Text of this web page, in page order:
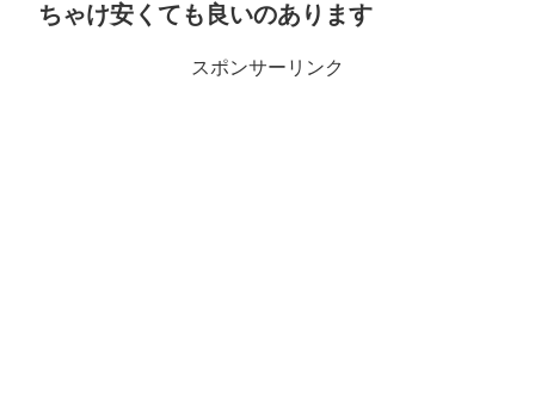
ちゃけ安くても良いのあります
スポンサーリンク